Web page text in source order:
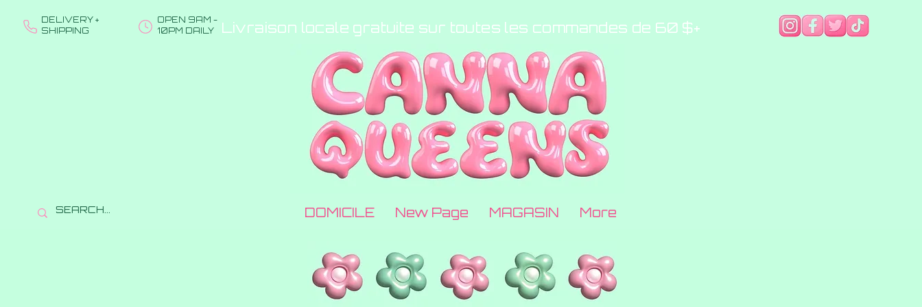
DELIVERY +
SHIPPING
OPEN 9AM -
10PM DAILY
Livraison locale gratuite sur toutes les commandes de 60 $+
DOMICILE New Page MAGASIN More